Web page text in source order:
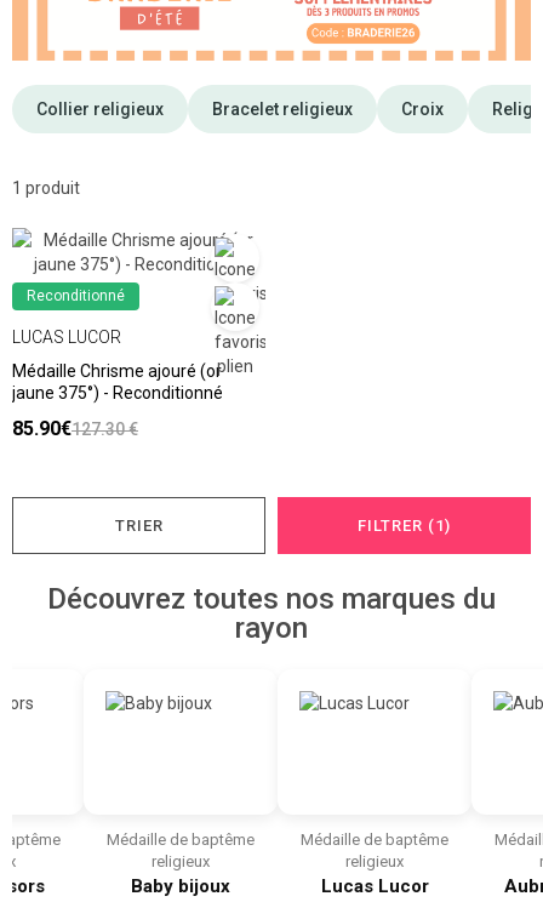
Collier religieux Bracelet religieux Croix
1 produit
Reconditionné
LUCAS LUCOR
Médaille Chrisme ajouré (or
jaune 375°) - Reconditionné
85.90€127.30 €
TRIER FILTRER (1)
Découvrez toutes nos marques du
rayon
Médaille de baptême
religieux
Baby bijoux
Médaille de baptême
religieux
Lucas Lucor